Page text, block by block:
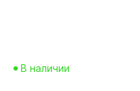
В наличии